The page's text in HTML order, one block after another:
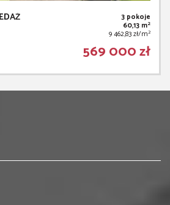
3 pokoje
60,13 m2
9 462,83 zł/m2
569 000 zł